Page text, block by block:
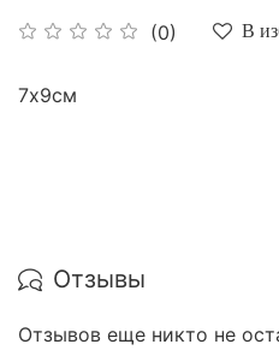
(0) В
7х9см
Отзывы
Отзывов еще никто не